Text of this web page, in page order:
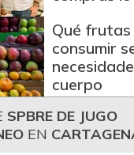
Qué frutas
consumir
cuerpo
SPBRE DE JUGO
EN